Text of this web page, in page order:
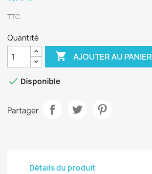
TTC
Quantité
 AJOUTER AU PANIER
 Disponible
Partager
Détails du produit